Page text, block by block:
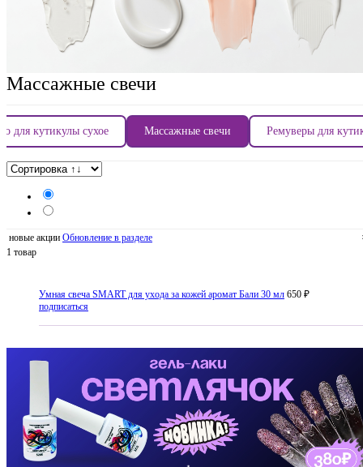
Массажные свечи
для кутикулы сухое Массажные свечи Ремуверы для
новые акции Обновление в разделе
1 товар
Умная свеча SMART для ухода за кожей аромат Бали 30 мл 650 ₽
подписаться